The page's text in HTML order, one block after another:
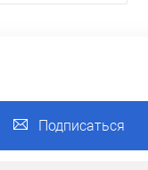
Подписаться